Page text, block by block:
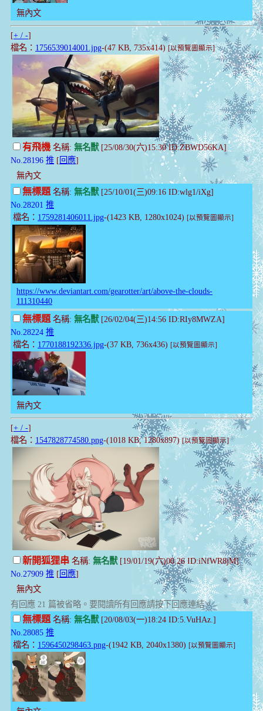
無內文
[+ / -]
檔名： 1756539014001.jpg-(47 KB, 735x414) [以預覽圖顯示]
有飛機名稱: 無名獸[25/08/30(六)15:30 ID:ZBWD56KA]
No.28196 推 [ 回應]
無內文
無標題名稱: 無名獸[25/10/01(三)09:16 ID:wlg1/iXg]
No.28201 推
檔名： 1759281406011.jpg-(1423 KB, 1280x1024) [以預覽圖顯示]
https://www.deviantart.com/gearotter/art/above-the-clouds-
111310440
無標題名稱: 無名獸[26/02/04(三)14:56 ID:RIy8MWZA]
No.28224 推
檔名： 1770188192336.jpg-(37 KB, 736x436) [以預覽圖顯示]
無內文
[+ / -]
檔名： 1547828774580.png-(1018 KB, 1280x897)[以預覽圖顯示]
新開狐狸串 名稱: 無名獸[19/01/19(六)00:26 ID:iNfWR8jM]
No.27909 推 [ 回應]
無內文
有回應 21 篇被省略。要閱讀所有回應請按下回應連結。
無標題名稱: 無名獸[20/08/03(一)18:24 ID:5.VuHAz.]
No.28085 推
檔名： 1596450298463.png-(1942 KB, 2040x1380) [以預覽圖顯示]